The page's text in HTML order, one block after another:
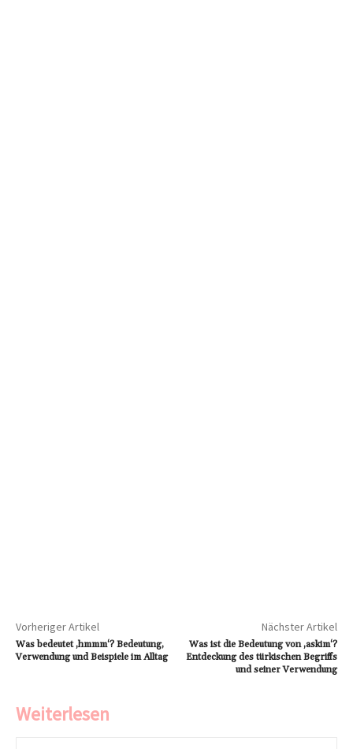
Vorheriger Artikel
Was bedeutet ‚hmmm‘? Bedeutung,
Verwendung und Beispiele im Alltag
Nächster Artikel
Was ist die Bedeutung von ‚askim‘?
Entdeckung des türkischen Begriffs
und seiner Verwendung
Weiterlesen